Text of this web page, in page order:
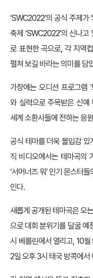
‘SWC2022’의 공식 주제가
축제 ‘SWC2022’의 신나
로 표현한 곡으로, 각 지역
펼쳐 보길 바라는 의미를 담
가창에는 오디션 프로그램
와 실력으로 주목받은 신예
세계 소환사들에 전하는 응
공식 테마를 더욱 몰입감
직 비디오에서는 테마곡의
‘서머너즈 워’ 인기 몬스터
인다.
새롭게 공개된 테마곡은 오
으로 대회 분위기를 달굴 예
시 베를린에서 열리고, 10
2일 오후 3시 태국 방콕에